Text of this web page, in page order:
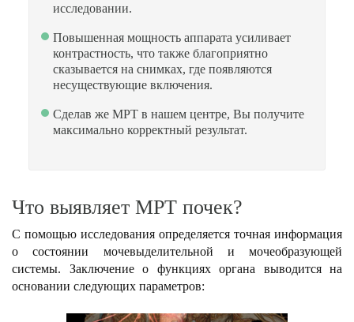
исследовании.
Повышенная мощность аппарата усиливает
контрастность, что также благоприятно
сказывается на снимках, где появляются
несуществующие включения.
Сделав же МРТ в нашем центре, Вы получите
максимально корректный результат.
Что выявляет МРТ почек?
С помощью исследования определяется точная информация
о состоянии мочевыделительной и мочеобразующей
системы. Заключение о функциях органа выводится на
основании следующих параметров: